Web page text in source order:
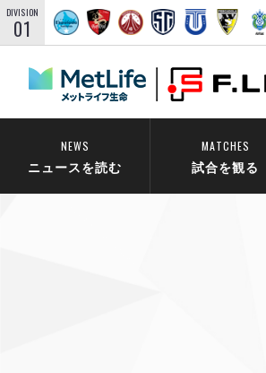
DIVISION
01
NEWS
ニュースを読む
MATCHES
試合を観る